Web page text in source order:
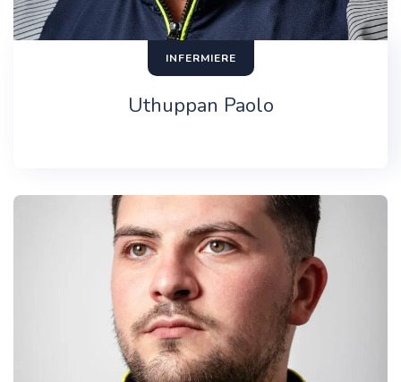
INFERMIERE
Uthuppan Paolo